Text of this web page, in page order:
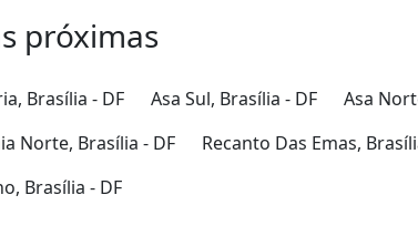
próximas
Brasília - DF Asa Sul, Brasília - DF Asa
Norte, Brasília - DF
Recanto Das Emas,
Brasília - DF